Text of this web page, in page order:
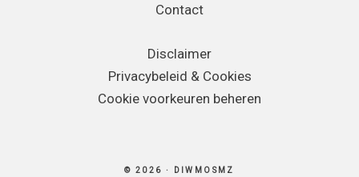
Contact
Disclaimer
Privacybeleid & Cookies
Cookie voorkeuren beheren
© 2026 · DIWMOSMZ